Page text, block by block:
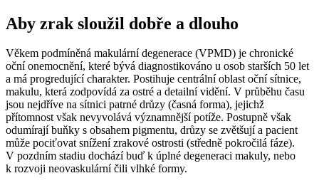
Aby zrak sloužil dobře a dlouho
Věkem podmíněná makulární degenerace (VPMD) je chronické
oční onemocnění, které bývá diagnostikováno u osob starších 50 let
a má progredující charakter. Postihuje centrální oblast oční sítnice,
makulu, která zodpovídá za ostré a detailní vidění. V průběhu času
jsou nejdříve na sítnici patrné drůzy (časná forma), jejichž
přítomnost však nevyvolává významnější potíže. Postupně však
odumírají buňky s obsahem pigmentu, drůzy se zvětšují a pacient
může pociťovat snížení zrakové ostrosti (středně pokročilá fáze).
V pozdním stadiu dochází buď k úplné degeneraci makuly, nebo
k rozvoji neovaskulární čili vlhké formy.